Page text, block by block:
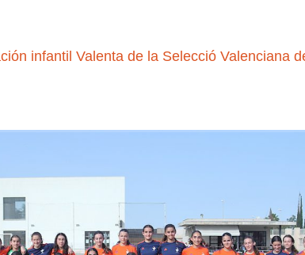
infantil Valenta de la Selecció Valenciana